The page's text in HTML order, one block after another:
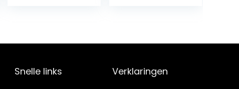
Draadloze
Snelle links Verklaringen